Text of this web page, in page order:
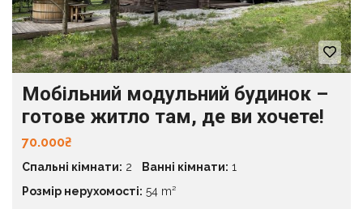
Мобільний модульний будинок –
готове житло там, де ви хочете!
70.000₴
Спальні кімнати: 2 Ванні кімнати: 1
Розмір нерухомості: 54 m²